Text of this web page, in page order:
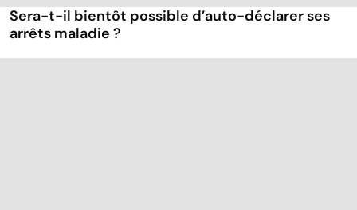
Sera-t-il bientôt possible d’auto-déclarer ses
arrêts maladie ?